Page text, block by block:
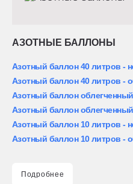
АЗОТНЫЕ БАЛЛОНЫ
Азотный баллон 40 литров -
Азотный баллон 40 литров -
Азотный баллон
Азотный баллон
Азотный баллон 10 литров -
Азотный баллон 10 литров -
Подробнее